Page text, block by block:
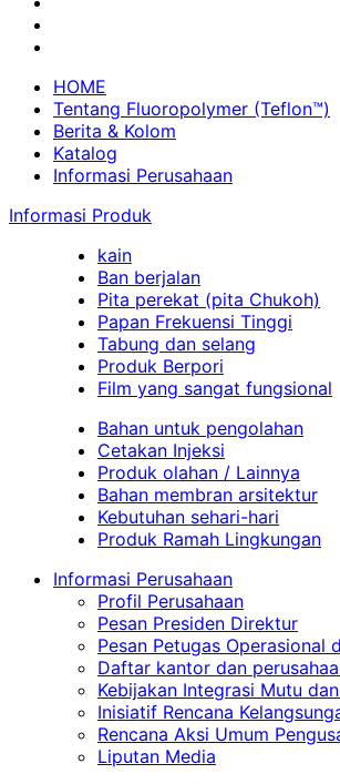
HOME
Tentang Fluoropolymer (Teflon™)
Berita & Kolom
Katalog
Informasi Perusahaan
Informasi Produk
kain
Ban berjalan
Pita perekat (pita Chukoh)
Papan Frekuensi Tinggi
Tabung dan selang
Produk Berpori
Film yang sangat fungsional
Bahan untuk pengolahan
Cetakan Injeksi
Produk olahan / Lainnya
Bahan membran arsitektur
Kebutuhan sehari-hari
Produk Ramah Lingkungan
Informasi Perusahaan
Profil Perusahaan
Pesan Presiden Direktur
Pesan Petugas Operasional
Daftar kantor dan
Kebijakan Integrasi Mutu
Inisiatif Rencana
Rencana Aksi Umum
Liputan Media